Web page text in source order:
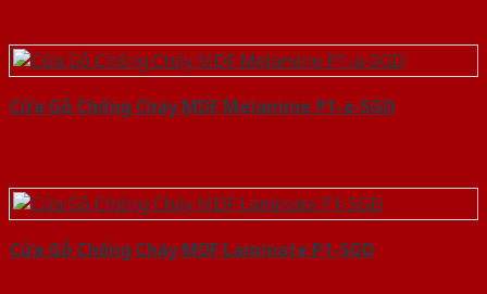
Cửa Gỗ Chống Cháy MDF Melamine P1-a-SGD
Cửa Gỗ Chống Cháy MDF Laminate P1-SGD